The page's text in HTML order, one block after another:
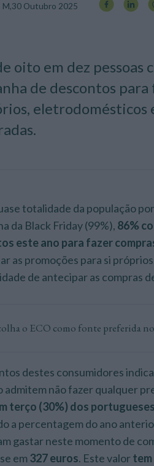
M,30 Outubro 2025
oito em dez
de descontos
eletrodomésticos
totalidade da população
da Black Friday (99%), 86%
este ano para fazer
as promoções para si
de antecipar as compras
o ECO como fonte preferida
destes consumidores
admitem não fazer qualquer
terço (30%) dos
a percentagem do ano
gastar neste momento de
em 327 euros. Este valor